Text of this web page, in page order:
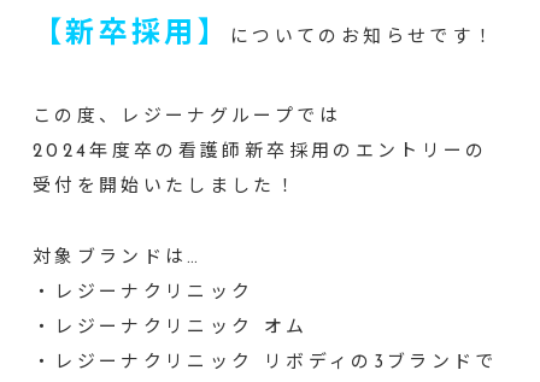
【新卒採用】 についてのお知らせです！
この度、レジーナグループでは
2024年度卒の看護師新卒採用のエントリーの
受付を開始いたしました！
対象ブランドは…
・レジーナクリニック
・レジーナクリニック オム
・レジーナクリニック リボディの3ブランドで